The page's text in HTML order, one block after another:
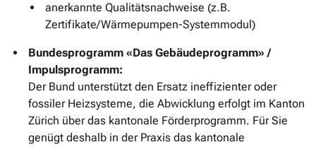
anerkannte Qualitätsnachweise (z.B.
Zertifikate/Wärmepumpen-Systemmodul)
Bundesprogramm «Das Gebäudeprogramm» /
Impulsprogramm:
Der Bund unterstützt den Ersatz ineffizienter oder
fossiler Heizsysteme, die Abwicklung erfolgt im Kanton
Zürich über das kantonale Förderprogramm. Für Sie
genügt deshalb in der Praxis das kantonale